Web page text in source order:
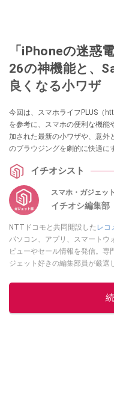
「iPhoneの迷惑
26の神機能と、
良くなる小ワザ
今回は、スマホライフPLUS（
を参考に、スマホの便利な機能
加された最新の小ワザや、意外
のブラウジングを劇的に快適に
詳細はぜひスマホライフPLUS
イチオシスト
スマホ・ガジェッ
イチオシ編集
NTTドコモと共同開設したレコ
パソコン、アプリ、スマートウ
ビューやセール情報を発信。
ジェット好きの編集部員が厳選